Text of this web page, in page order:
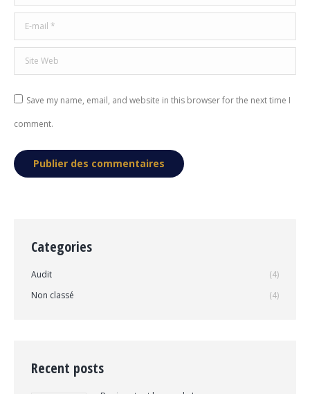
E-mail *
Site Web
Save my name, email, and website in this browser for the next time I
comment.
Publier des commentaires
Categories
Audit
(4)
Non classé
(4)
Recent posts